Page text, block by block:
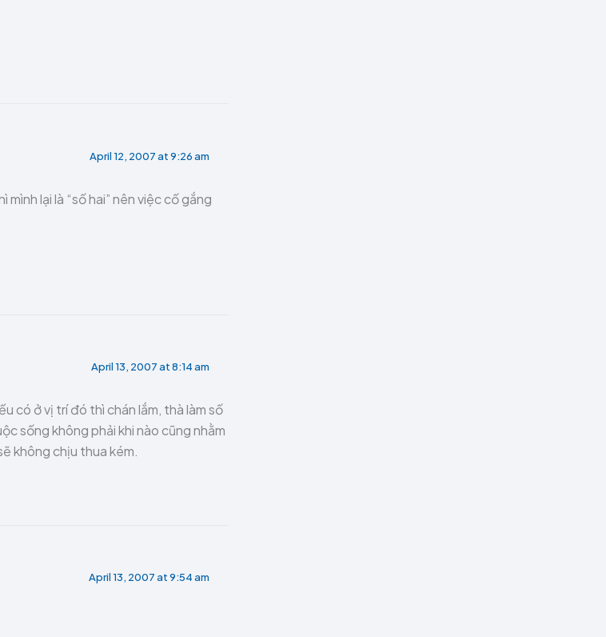
April 12, 2007 at 9:26 am
lại là “số hai” nên việc cố gắng
April 13, 2007 at 8:14 am
có ở vị trí đó thì chán lắm, thà làm số
sống không phải khi nào cũng nhằm
không chịu thua kém.
April 13, 2007 at 9:54 am